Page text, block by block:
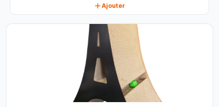
Ajouter